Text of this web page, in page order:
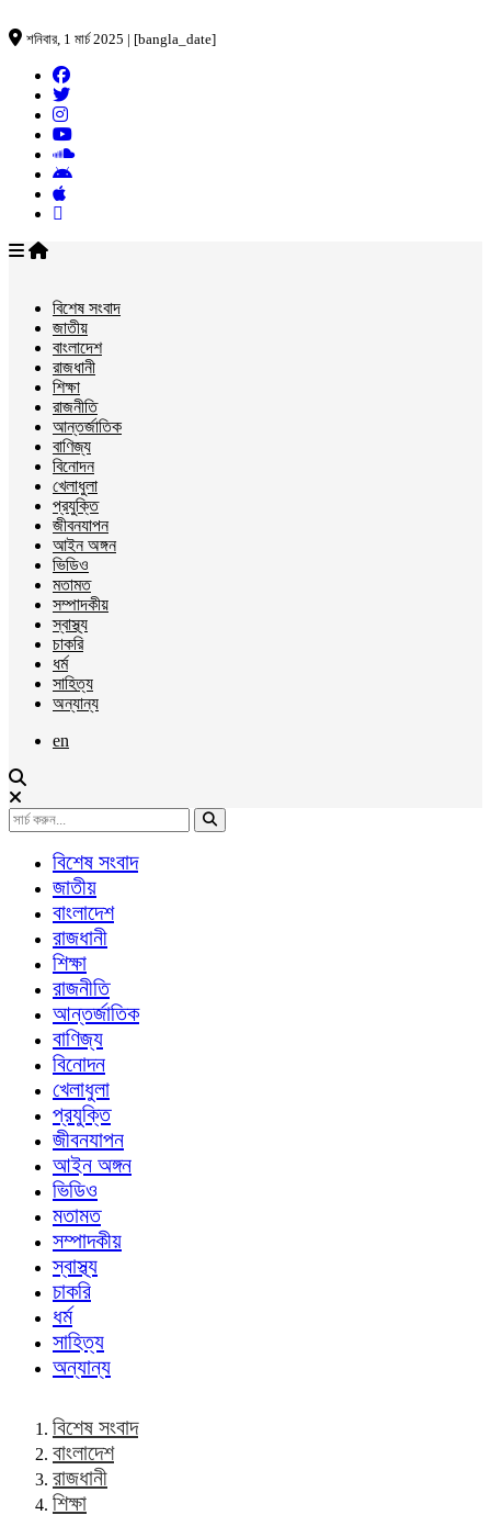
শনিবার, 1 মার্চ 2025 | [bangla_date]
বিশেষ সংবাদ
জাতীয়
বাংলাদেশ
রাজধানী
শিক্ষা
রাজনীতি
আন্তর্জাতিক
বাণিজ্য
বিনোদন
খেলাধুলা
প্রযুক্তি
জীবনযাপন
আইন অঙ্গন
ভিডিও
মতামত
সম্পাদকীয়
স্বাস্থ্য
চাকরি
ধর্ম
সাহিত্য
অন্যান্য
en
বিশেষ সংবাদ
জাতীয়
বাংলাদেশ
রাজধানী
শিক্ষা
রাজনীতি
আন্তর্জাতিক
বাণিজ্য
বিনোদন
খেলাধুলা
প্রযুক্তি
জীবনযাপন
আইন অঙ্গন
ভিডিও
মতামত
সম্পাদকীয়
স্বাস্থ্য
চাকরি
ধর্ম
সাহিত্য
অন্যান্য
বিশেষ সংবাদ
বাংলাদেশ
রাজধানী
শিক্ষা